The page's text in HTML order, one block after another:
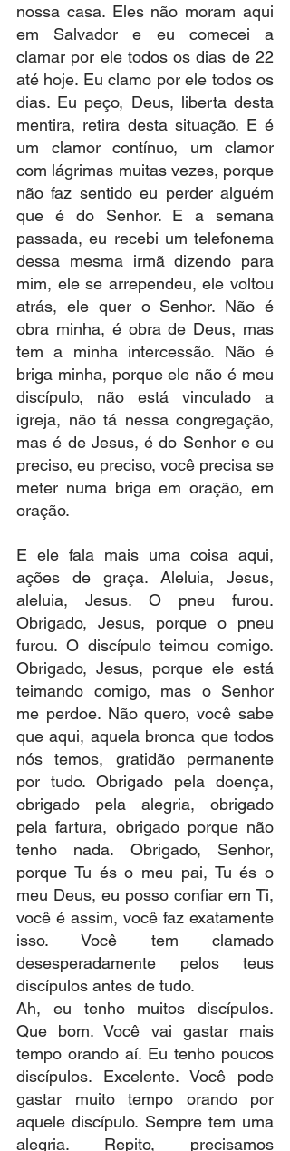
nossa casa. Eles não moram aqui
em Salvador e eu comecei a
clamar por ele todos os dias de 22
até hoje. Eu clamo por ele todos os
dias. Eu peço, Deus, liberta desta
mentira, retira desta situação. E é
um clamor contínuo, um clamor
com lágrimas muitas vezes, porque
não faz sentido eu perder alguém
que é do Senhor. E a semana
passada, eu recebi um telefonema
dessa mesma irmã dizendo para
mim, ele se arrependeu, ele voltou
atrás, ele quer o Senhor. Não é
obra minha, é obra de Deus, mas
tem a minha intercessão. Não é
briga minha, porque ele não é meu
discípulo, não está vinculado a
igreja, não tá nessa congregação,
mas é de Jesus, é do Senhor e eu
preciso, eu preciso, você precisa se
meter numa briga em oração, em
oração.
E ele fala mais uma coisa aqui,
ações de graça. Aleluia, Jesus,
aleluia, Jesus. O pneu furou.
Obrigado, Jesus, porque o pneu
furou. O discípulo teimou comigo.
Obrigado, Jesus, porque ele está
teimando comigo, mas o Senhor
me perdoe. Não quero, você sabe
que aqui, aquela bronca que todos
nós temos, gratidão permanente
por tudo. Obrigado pela doença,
obrigado pela alegria, obrigado
pela fartura, obrigado porque não
tenho nada. Obrigado, Senhor,
porque Tu és o meu pai, Tu és o
meu Deus, eu posso confiar em Ti,
você é assim, você faz exatamente
isso. Você tem clamado
desesperadamente pelos teus
discípulos antes de tudo.
Ah, eu tenho muitos discípulos.
Que bom. Você vai gastar mais
tempo orando aí. Eu tenho poucos
discípulos. Excelente. Você pode
gastar muito tempo orando por
aquele discípulo. Sempre tem uma
alegria. Repito, precisamos